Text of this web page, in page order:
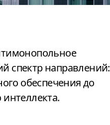
спектр направлений:
обеспечения до